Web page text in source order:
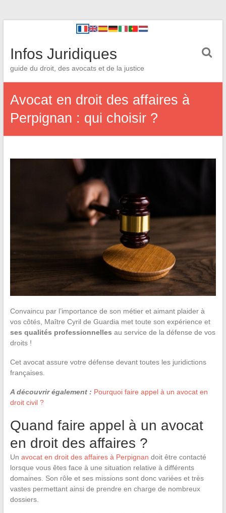
Infos Juridiques
guide du droit, des avocats et de la justice
Avocat en droit des affaires à
Perpignan : qui choisir ?
Convaincu par l’importance de son métier et aimant plaider à
vos côtés, Maître Cyril de Guardia met toute son expérience et
ses qualités professionnelles au service de la défense de vos
droits !
Cet avocat assure votre défense devant toutes les juridictions
françaises.
A découvrir également : Pourquoi faire appel à un avocat en
droit civil ?
Quand faire appel à un avocat
en droit des affaires ?
Un avocat en droit des affaires à Perpignan doit être contacté
lorsque vous êtes face à une situation relative à différents
domaines. Son rôle et ses missions sont donc variées et très
vastes permettant ainsi de prendre en charge de nombreux
dossiers.